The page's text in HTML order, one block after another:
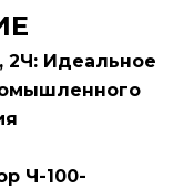
2Ч: Идеальное
Ч-100-